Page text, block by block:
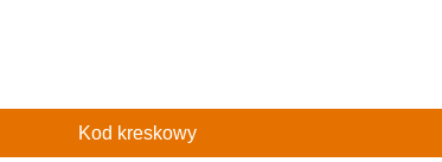
Kod kreskowy